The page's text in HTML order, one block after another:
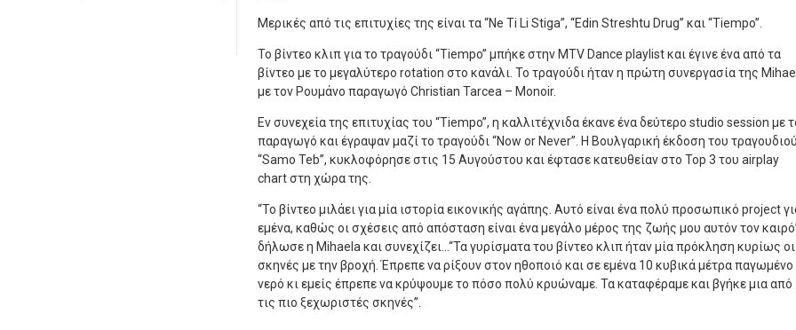
Μερικές από τις επιτυχίες της είναι τα “Ne Ti Li Stiga”, “Edin Streshtu Drug” και “Tiempo”.
To βίντεο κλιπ για το τραγούδι “Tiempo” μπήκε στην MTV Dance playlist και έγινε ένα από τα
βίντεο με το μεγαλύτερο rotation στο κανάλι. Το τραγούδι ήταν η πρώτη συνεργασία της
με τον Ρουμάνο παραγωγό Christian Tarcea – Monoir.
Εν συνεχεία της επιτυχίας του “Tiempo”, η καλλιτέχνιδα έκανε ένα δεύτερο studio session με
παραγωγό και έγραψαν μαζί το τραγούδι “Now or Never”. Η Βουλγαρική έκδοση του
“Samo Teb”, κυκλοφόρησε στις 15 Αυγούστου και έφτασε κατευθείαν στο Top 3 του airplay
chart στη χώρα της.
“Το βίντεο μιλάει για μία ιστορία εικονικής αγάπης. Αυτό είναι ένα πολύ προσωπικό project
εμένα, καθώς οι σχέσεις από απόσταση είναι ένα μεγάλο μέρος της ζωής μου αυτόν τον
δήλωσε η Mihaela και συνεχίζει…“Τα γυρίσματα του βίντεο κλιπ ήταν μία πρόκληση κυρίως οι
σκηνές με την βροχή. Έπρεπε να ρίξουν στον ηθοποιό και σε εμένα 10 κυβικά μέτρα παγωμένο
νερό κι εμείς έπρεπε να κρύψουμε το πόσο πολύ κρυώναμε. Τα καταφέραμε και βγήκε μια από
τις πιο ξεχωριστές σκηνές”.